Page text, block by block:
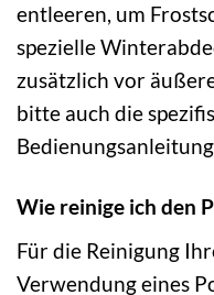
entleeren, um
spezielle
zusätzlich vor
bitte auch die
Wie reinige ich den
Für die Reinigung
Verwendung eines